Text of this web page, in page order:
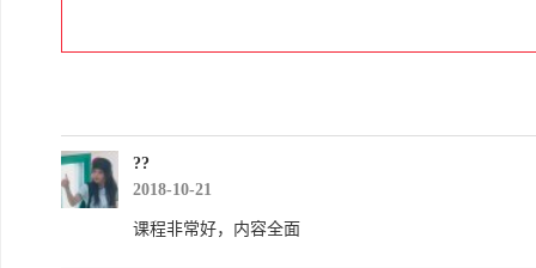
??
2018-10-21
课程非常好，内容全面